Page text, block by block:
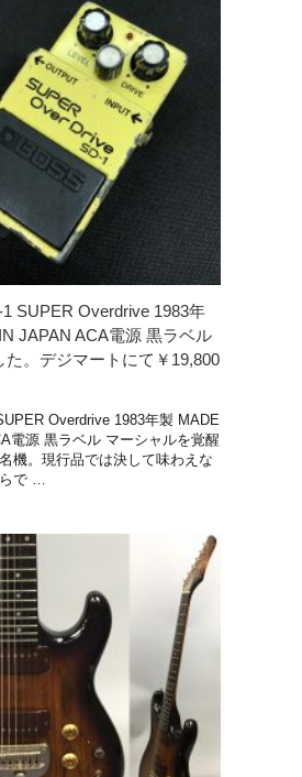
SUPER Overdrive 1983年
JAPAN ACA電源 黒ラベル
た。デジマートにて￥19,800
Overdrive 1983年製 MADE
電源 黒ラベル マーシャルを覚醒
機。現行品では決して味わえな
で …